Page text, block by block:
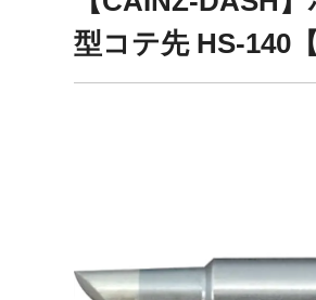
型コテ先 HS-140